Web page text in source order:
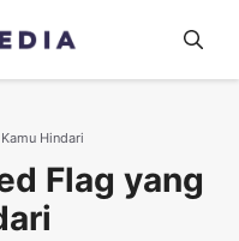
Hindari
Flag yang